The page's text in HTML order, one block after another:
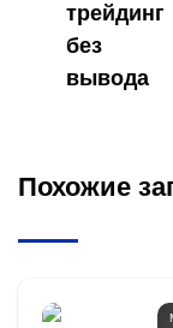
трейдинг
без
вывода
Похожие